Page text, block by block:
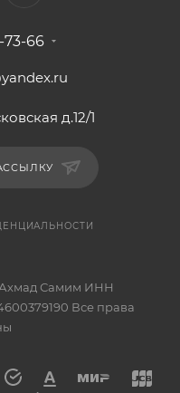
73-66
д.12/1
Самим ИНН
Все права